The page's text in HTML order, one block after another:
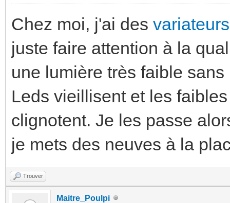
Chez moi, j'ai des
juste faire attention à la
une lumière très faible
Leds vieillisent et les
clignotent. Je les passe
je mets des neuves à la
Trouver
Maitre_Poulpi